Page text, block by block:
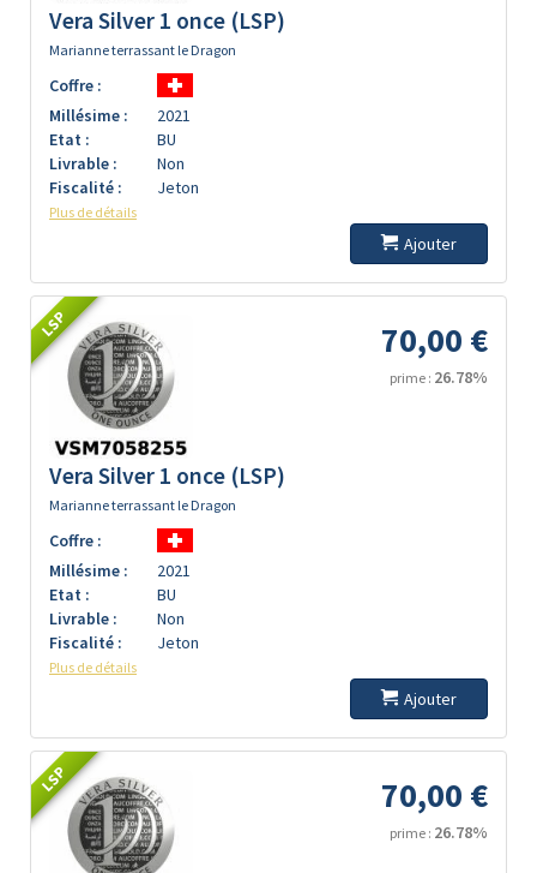
Vera Silver 1 once (LSP)
Marianne terrassant le Dragon
Coffre :
Millésime :
2021
Etat :
BU
Livrable :
Non
Fiscalité :
Jeton
Plus de détails
Ajouter
LSP 70,00 €
prime : 26.78%
Vera Silver 1 once (LSP)
Marianne terrassant le Dragon
Coffre :
Millésime :
2021
Etat :
BU
Livrable :
Non
Fiscalité :
Jeton
Plus de détails
Ajouter
LSP 70,00 €
prime : 26.78%